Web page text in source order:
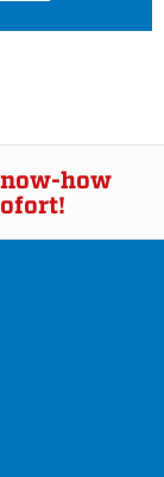
how